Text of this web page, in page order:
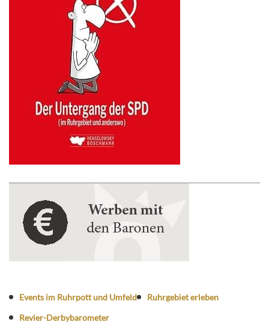
Events im Ruhrpott und Umfeld
Ruhrgebiet erleben
Revier-Derbybarometer